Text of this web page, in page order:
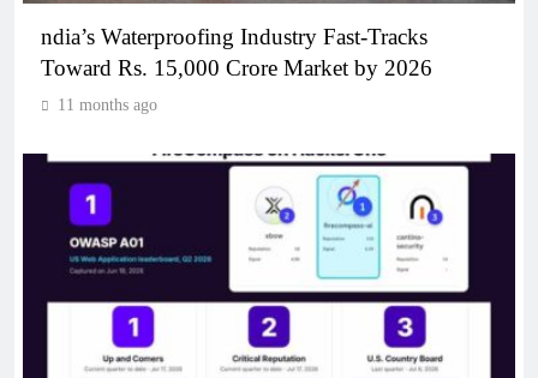
ndia’s Waterproofing Industry Fast-Tracks
Toward Rs. 15,000 Crore Market by 2026
11 months ago